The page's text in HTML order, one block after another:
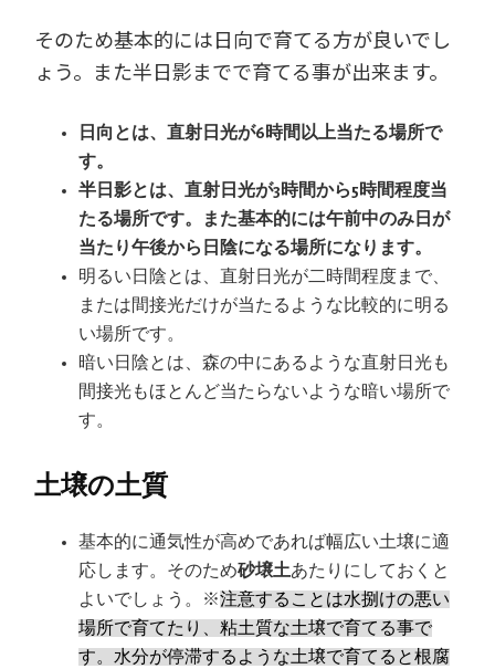
そのため基本的には日向で育てる方が良いでし
ょう。また半日影までで育てる事が出来ます。
日向とは、直射日光が6時間以上当たる場所で
す。
半日影とは、直射日光が3時間から5時間程度当
たる場所です。また基本的には午前中のみ日が
当たり午後から日陰になる場所になります。
明るい日陰とは、直射日光が二時間程度まで、
または間接光だけが当たるような比較的に明る
い場所です。
暗い日陰とは、森の中にあるような直射日光も
間接光もほとんど当たらないような暗い場所で
す。
土壌の土質
基本的に通気性が高めであれば幅広い土壌に適
応します。そのため砂壌土あたりにしておくと
よいでしょう。※注意することは水捌けの悪い
場所で育てたり、粘土質な土壌で育てる事で
す。水分が停滞するような土壌で育てると根腐